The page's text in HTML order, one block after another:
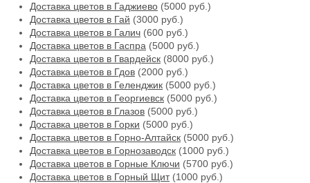
Доставка цветов в Гаджиево (5000 руб.)
Доставка цветов в Гай (3000 руб.)
Доставка цветов в Галич (600 руб.)
Доставка цветов в Гаспра (5000 руб.)
Доставка цветов в Гвардейск (8000 руб.)
Доставка цветов в Гдов (2000 руб.)
Доставка цветов в Геленджик (5000 руб.)
Доставка цветов в Георгиевск (5000 руб.)
Доставка цветов в Глазов (5000 руб.)
Доставка цветов в Горки (5000 руб.)
Доставка цветов в Горно-Алтайск (5000 руб.)
Доставка цветов в Горнозаводск (1000 руб.)
Доставка цветов в Горные Ключи (5700 руб.)
Доставка цветов в Горный Щит(1000 руб.)